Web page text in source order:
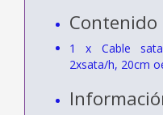
1 x Cable
2xsata/h, 20cm